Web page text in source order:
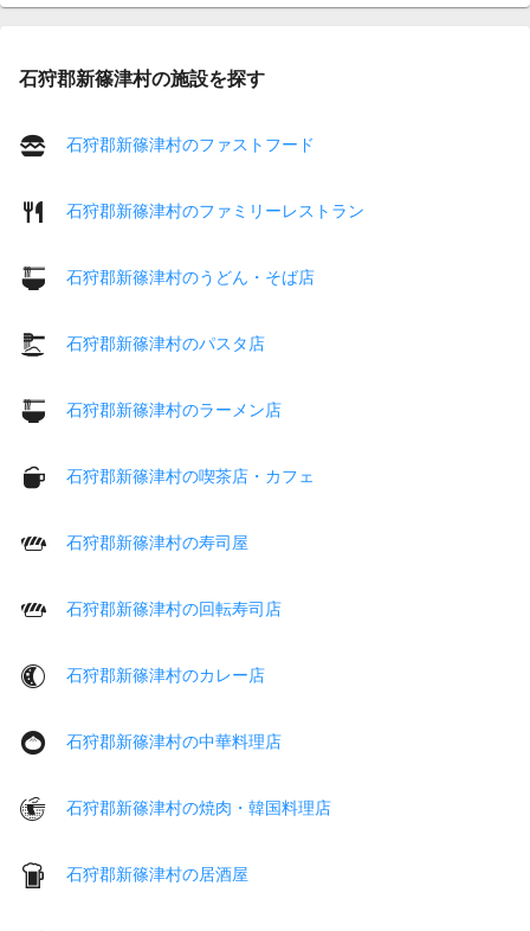
石狩郡新篠津村の施設を探す
石狩郡新篠津村のファストフード
石狩郡新篠津村のファミリーレストラン
石狩郡新篠津村のうどん・そば店
石狩郡新篠津村のパスタ店
石狩郡新篠津村のラーメン店
石狩郡新篠津村の喫茶店・カフェ
石狩郡新篠津村の寿司屋
石狩郡新篠津村の回転寿司店
石狩郡新篠津村のカレー店
石狩郡新篠津村の中華料理店
石狩郡新篠津村の焼肉・韓国料理店
石狩郡新篠津村の居酒屋